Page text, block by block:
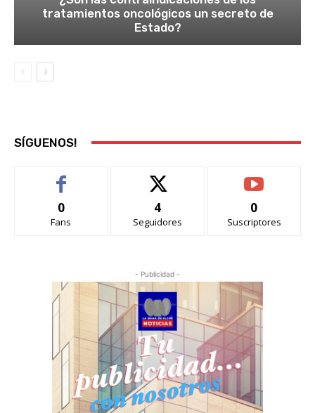
tratamientos oncológicos un secreto de
Estado?
SÍGUENOS!
0
Fans
4
Seguidores
0
Suscriptores
- Publicidad -